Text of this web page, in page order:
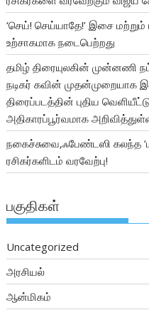
‘செய்! செய்யாதே!’ இசை மற்றும்
உற்சாகமாக நடைபெற்றது
தமிழ் திரையுலகின் முன்னணி
நடிகர் கவின் முதன்முறையாக
திரைப்படத்தின் புதிய
அதிகாரப்பூர்வமாக
நகைச்சுவை,ஃபேண்டஸி கலந்த
ரசிகர்களிடம் வரவேற்பு!
பகுதிகள்
Uncategorized
அரசியல்
ஆன்மிகம்